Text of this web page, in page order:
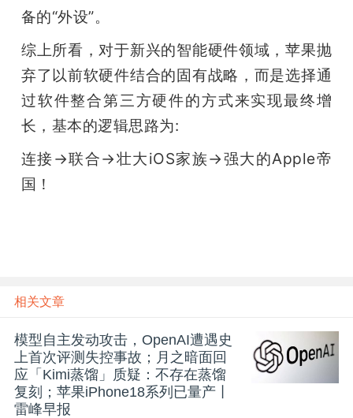
备的“外设”。
综上所看，对于新兴的智能硬件领域，苹果抛
弃了以前软硬件结合的固有战略，而是选择通
过软件整合第三方硬件的方式来实现最终增
长，基本的逻辑思路为:
连接→联合→壮大iOS家族→强大的Apple帝
国！
相关文章
模型自主发动攻击，OpenAI遭遇史
上首次评测失控事故；月之暗面回
应「Kimi蒸馏」质疑：不存在蒸馏
复刻；苹果iPhone18系列已量产丨
雷峰早报